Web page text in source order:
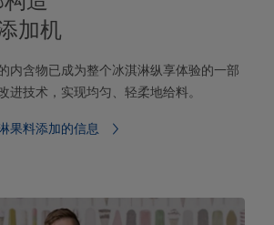
加机
内含物已成为整个冰淇淋纵享体验的一部
进技术，实现均匀、轻柔地给料。
果料添加的信息